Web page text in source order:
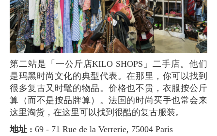
第二站是「一公斤店KILO SHOPS」二手店。他们
是玛黑时尚文化的典型代表。在那里，你可以找到
很多复古又时髦的物品。价格也不贵，衣服按公斤
算（而不是按品牌算）。法国的时尚买手也常会来
这里淘货，在这里可以找到很酷的复古服装。
地址 : 69 - 71 Rue de la Verrerie, 75004 Paris